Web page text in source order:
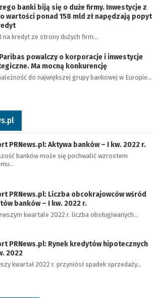
banki biją się o duże firmy. Inwestycje z
o wartości ponad 158 mld zł napędzają popyt
na kredyt ze strony dużych firm…
Paribas powalczy o korporacje i inwestycje
Ma mocną konkurencję
do największej grupy bankowej w Europie…
PRNews.pl: Aktywa banków – I kw. 2022 r.
banków może się pochwalić wzrostem
PRNews.pl: Liczba obcokrajowców wśród
banków – I kw. 2022 r.
kwartale 2022 r. liczba obsługiwanych…
PRNews.pl: Rynek kredytów hipotecznych
2022
kwartał 2022 r. przyniósł spadek sprzedaży…